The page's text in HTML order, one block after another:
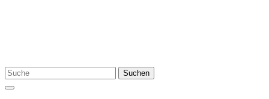
Suchen
nach:
Suchen
Menü